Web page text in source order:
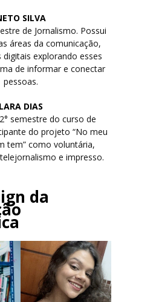
SILVA
de Jornalismo. Possui
áreas da comunicação,
explorando esses
de informar e conectar
pessoas.
LARA DIAS
semestre do curso de
do projeto “No meu
tem” como voluntária,
e impresso.
da